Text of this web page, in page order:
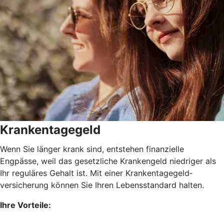
Krankentagegeld
Wenn Sie länger krank sind, entstehen finanzielle
Engpässe, weil das gesetzliche Krankengeld niedriger als
Ihr reguläres Gehalt ist. Mit einer Krankentagegeld­
versicherung können Sie Ihren Lebensstandard halten.
Ihre Vorteile: